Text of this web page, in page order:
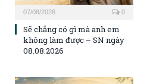
07/08/2026 0
Sẽ chẳng có gì mà anh em
không làm được – SN ngày
08.08.2026